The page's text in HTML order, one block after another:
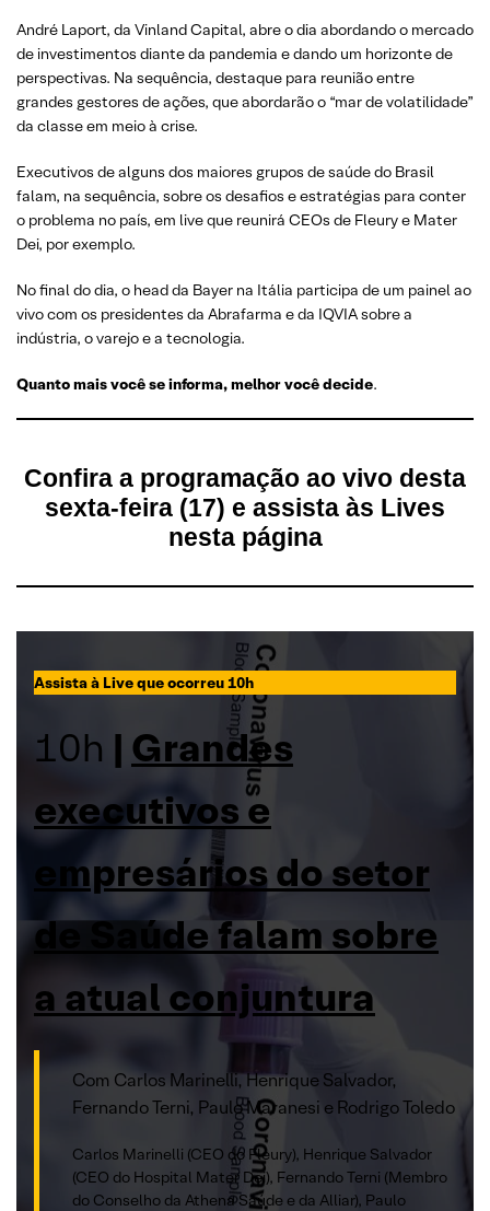
André Laport, da Vinland Capital, abre o dia abordando o mercado
de investimentos diante da pandemia e dando um horizonte de
perspectivas. Na sequência, destaque para reunião entre
grandes gestores de ações, que abordarão o “mar de volatilidade”
da classe em meio à crise.
Executivos de alguns dos maiores grupos de saúde do Brasil
falam, na sequência, sobre os desafios e estratégias para conter
o problema no país, em live que reunirá CEOs de Fleury e Mater
Dei, por exemplo.
No final do dia, o head da Bayer na Itália participa de um painel ao
vivo com os presidentes da Abrafarma e da IQVIA sobre a
indústria, o varejo e a tecnologia.
Quanto mais você se informa, melhor você decide.
Confira a programação ao vivo desta
sexta-feira (17) e assista às Lives
nesta página
Assista à Live que ocorreu 10h
10h | Grandes
executivos e
empresários do setor
de Saúde falam sobre
a atual conjuntura
Com Carlos Marinelli, Henrique Salvador,
Fernando Terni, Paulo Maranesi e Rodrigo Toledo
Carlos Marinelli (CEO do Fleury), Henrique Salvador
(CEO do Hospital Mater Dei), Fernando Terni (Membro
do Conselho da Athena Saúde e da Alliar), Paulo